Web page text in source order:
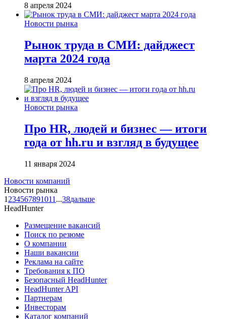
8 апреля 2024
Новости рынка
Рынок труда в СМИ: дайджест
марта 2024 года
8 апреля 2024
Новости рынка
Про HR, людей и бизнес — итоги
года от hh.ru и взгляд в будущее
11 января 2024
Новости компаний
Новости рынка
1 234567891011 ...38дальше
HeadHunter
Размещение вакансий
Поиск по резюме
О компании
Наши вакансии
Реклама на сайте
Требования к ПО
Безопасный HeadHunter
HeadHunter API
Партнерам
Инвесторам
Каталог компаний